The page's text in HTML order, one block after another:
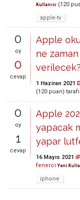
Kullanıcı (120
apple-tv
0
oy
0
cevap
Apple
ne
verilecek?
1 Haziran 2021
(120 puan)
0
oy
1
cevap
Apple
yapacak
yapar
16 Mayıs 2021
fenerci Yeni
iphone